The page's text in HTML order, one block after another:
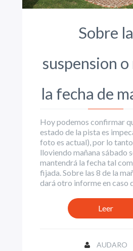
Sobre la
suspension o
la fecha de
Hoy podemos confirmar
estado de la pista es
foto es actual), por lo
lloviendo mañana sábado
mantendrá la fecha tal
fijada. Sobre las 8 de la
dará otro informe en caso
Leer
AUDARO